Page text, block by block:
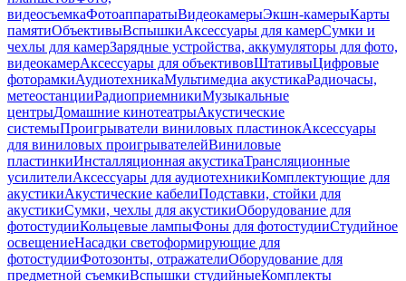
видеосъемкаФотоаппаратыВидеокамерыЭкшн-камерыКарты
памятиОбъективыВспышкиАксессуары для камерСумки и
чехлы для камерЗарядные устройства, аккумуляторы для фото,
видеокамерАксессуары для объективовШтативыЦифровые
фоторамкиАудиотехникаМультимедиа акустикаРадиочасы,
метеостанцииРадиоприемникиМузыкальные
центрыДомашние кинотеатрыАкустические
системыПроигрыватели виниловых пластинокАксессуары
для виниловых проигрывателейВиниловые
пластинкиИнсталляционная акустикаТрансляционные
усилителиАксессуары для аудиотехникиКомплектующие для
акустикиАкустические кабелиПодставки, стойки для
акустикиСумки, чехлы для акустикиОборудование для
фотостудииКольцевые лампыФоны для фотостудииСтудийное
освещениеНасадки светоформирующие для
фотостудииФотозонты, отражателиОборудование для
предметной съемкиВспышки студийныеКомплекты